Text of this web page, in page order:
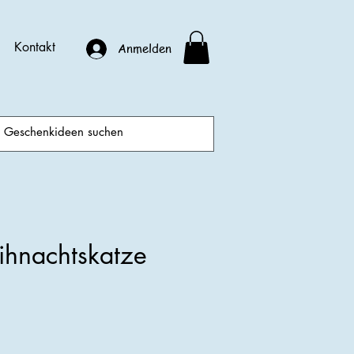
Anmelden
Kontakt